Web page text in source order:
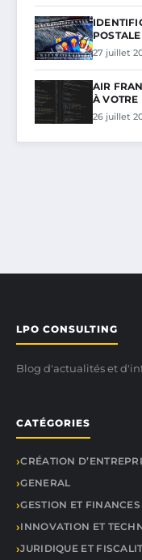
27 juillet
AIR
À VOTRE
26 juillet
LPO CONSULTING
Blog d'actualités et
CATÉGORIES
CRÉATION
GENERAL
GESTION ET FINANCES
INNOVATION ET
JURIDIQUE ET